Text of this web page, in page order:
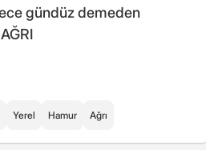
gündüz demeden
Yerel Hamur Ağrı